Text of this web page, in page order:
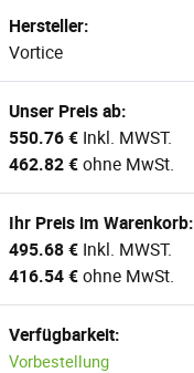
Hersteller:
Vortice
Unser Preis ab:
550.76 € Inkl. MWST.
462.82 €ohne MwSt.
Ihr Preis im Warenkorb:
495.68 € Inkl. MWST.
416.54 €ohne MwSt.
Verfügbarkeit:
Vorbestellung